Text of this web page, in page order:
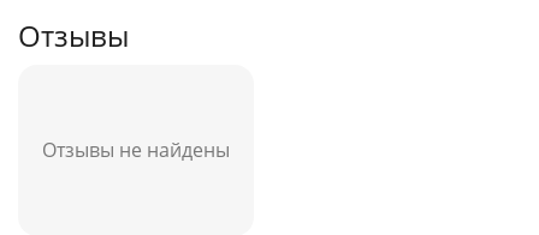
Отзывы
Отзывы не найдены